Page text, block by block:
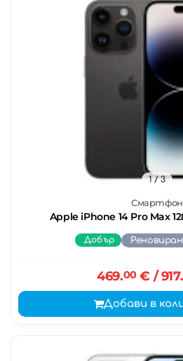
Смартфон
Apple iPhone 14 Pro Max
1/ 3
Добър Реновиран
469.00€ / 917.
Добави в